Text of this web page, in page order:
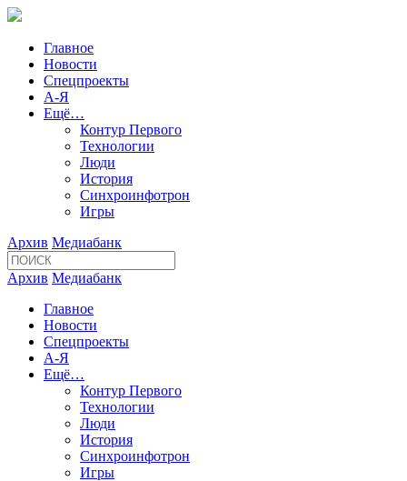
Главное
Новости
Спецпроекты
А-Я
Ещё…
Контур Первого
Технологии
Люди
История
Синхроинфотрон
Игры
Архив Медиабанк
Архив Медиабанк
Главное
Новости
Спецпроекты
А-Я
Ещё…
Контур Первого
Технологии
Люди
История
Синхроинфотрон
Игры